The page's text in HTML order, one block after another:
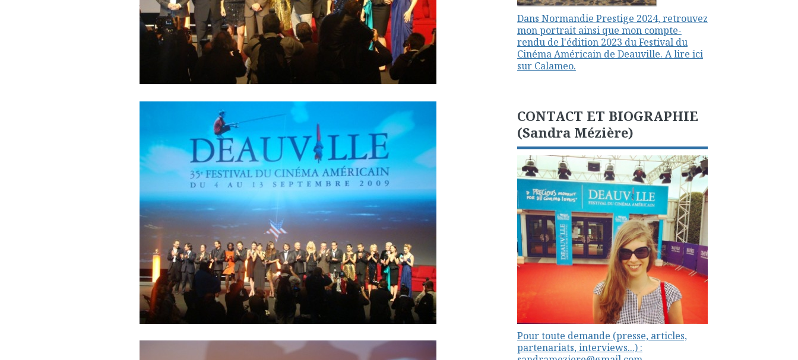
Dans Normandie Prestige 2024, retrouvez
mon portrait ainsi que mon compte-
rendu de l'édition 2023 du Festival du
Cinéma Américain de Deauville. A lire ici
sur Calameo.
CONTACT ET BIOGRAPHIE
(Sandra Mézière)
Pour toute demande (presse, articles,
partenariats, interviews...) :